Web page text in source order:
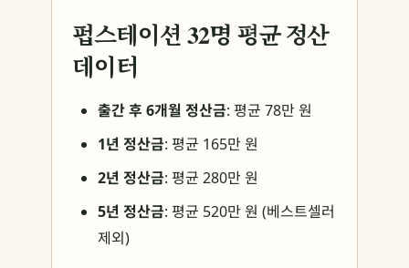
펍스테이션 32명 평균 정산
데이터
출간 후 6개월 정산금: 평균 78만 원
1년 정산금: 평균 165만 원
2년 정산금: 평균 280만 원
5년 정산금: 평균 520만 원 (베스트셀러
제외)